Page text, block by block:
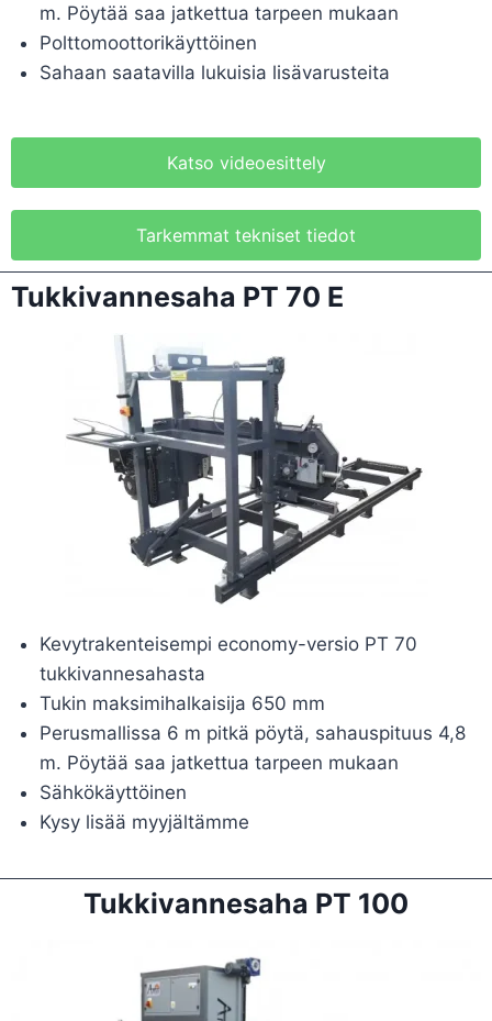
m. Pöytää saa jatkettua tarpeen mukaan
Polttomoottorikäyttöinen
Sahaan saatavilla lukuisia lisävarusteita
Katso videoesittely
Tarkemmat tekniset tiedot
Tukkivannesaha PT 70 E
Kevytrakenteisempi economy-versio PT 70
tukkivannesahasta
Tukin maksimihalkaisija 650 mm
Perusmallissa 6 m pitkä pöytä, sahauspituus 4,8
m. Pöytää saa jatkettua tarpeen mukaan
Sähkökäyttöinen
Kysy lisää myyjältämme
Tukkivannesaha PT 100